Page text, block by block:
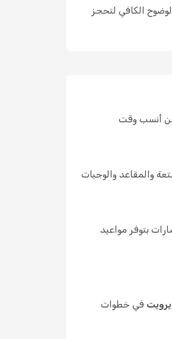
الكافي لتحجز
عن أنسب وقت
والمقاعد والوجبات
بتوفر مواعيد
في خطوات